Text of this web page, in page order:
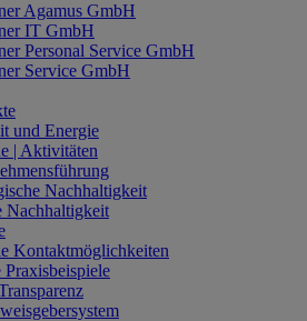
Agamus GmbH
IT GmbH
Personal Service GmbH
Service GmbH
und Energie
| Aktivitäten
Nachhaltigkeit
Nachhaltigkeit
Kontaktmöglichkeiten
Praxisbeispiele